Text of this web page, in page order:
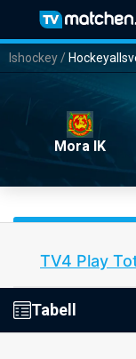
Ishockey /
Mora IK
TV4 Play
Tabell